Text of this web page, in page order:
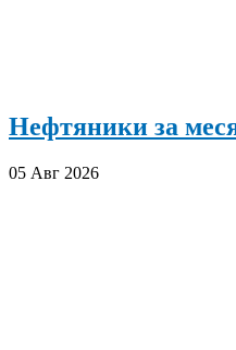
Нефтяники за
05 Авг 2026